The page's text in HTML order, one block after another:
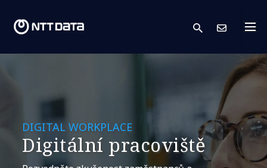
search
DIGITAL WORKPLACE
Digitální pracoviště